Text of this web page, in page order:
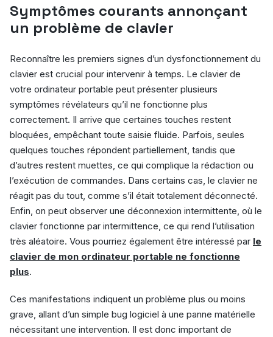
Symptômes courants annonçant
un problème de clavier
Reconnaître les premiers signes d’un dysfonctionnement du
clavier est crucial pour intervenir à temps. Le clavier de
votre ordinateur portable peut présenter plusieurs
symptômes révélateurs qu’il ne fonctionne plus
correctement. Il arrive que certaines touches restent
bloquées, empêchant toute saisie fluide. Parfois, seules
quelques touches répondent partiellement, tandis que
d’autres restent muettes, ce qui complique la rédaction ou
l’exécution de commandes. Dans certains cas, le clavier ne
réagit pas du tout, comme s’il était totalement déconnecté.
Enfin, on peut observer une déconnexion intermittente, où le
clavier fonctionne par intermittence, ce qui rend l’utilisation
très aléatoire. Vous pourriez également être intéressé par le
clavier de mon ordinateur portable ne fonctionne
plus.
Ces manifestations indiquent un problème plus ou moins
grave, allant d’un simple bug logiciel à une panne matérielle
nécessitant une intervention. Il est donc important de